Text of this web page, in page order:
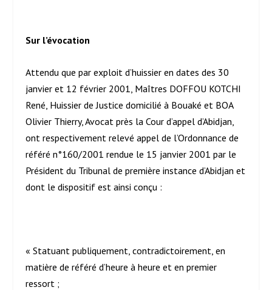
Sur l’évocation
Attendu que par exploit d’huissier en dates des 30
janvier et 12 février 2001, Maîtres DOFFOU KOTCHI
René, Huissier de Justice domicilié à Bouaké et BOA
Olivier Thierry, Avocat près la Cour d’appel d’Abidjan,
ont respectivement relevé appel de l’Ordonnance de
référé n°160/2001 rendue le 15 janvier 2001 par le
Président du Tribunal de première instance d’Abidjan et
dont le dispositif est ainsi conçu :
« Statuant publiquement, contradictoirement, en
matière de référé d’heure à heure et en premier
ressort ;